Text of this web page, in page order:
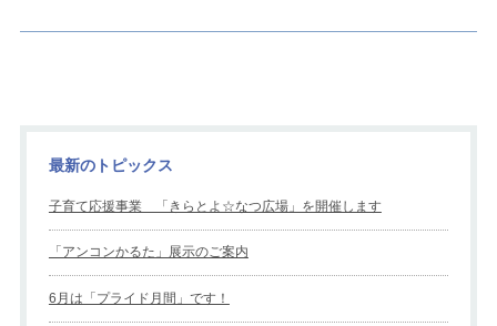
最新のトピックス
子育て応援事業 「きらとよ☆なつ広場」を開催します
「アンコンかるた」展示のご案内
6月は「プライド月間」です！